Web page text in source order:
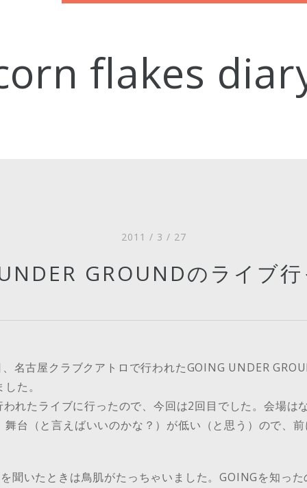
flakes
2011 / 3 / 27
GROUNDのライブ行
名古屋クラブクアトロで行われたGOING UNDER
た。
れたライブに行ったので、今回は2回目でした。会場は
舞台（と言えばいいのかな？）が低い（と思う）ので、
聞いたときは鳥肌がたっちゃいました。GOINGを知っ